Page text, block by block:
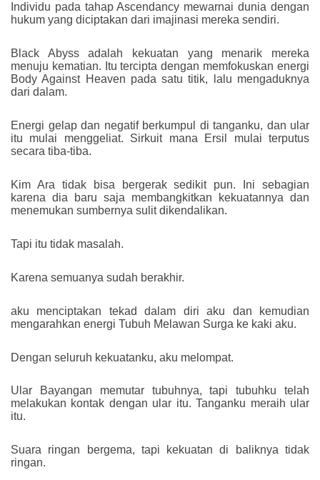
Individu pada tahap Ascendancy mewarnai dunia dengan
hukum yang diciptakan dari imajinasi mereka sendiri.
Black Abyss adalah kekuatan yang menarik mereka
menuju kematian. Itu tercipta dengan memfokuskan energi
Body Against Heaven pada satu titik, lalu mengaduknya
dari dalam.
Energi gelap dan negatif berkumpul di tanganku, dan ular
itu mulai menggeliat. Sirkuit mana Ersil mulai terputus
secara tiba-tiba.
Kim Ara tidak bisa bergerak sedikit pun. Ini sebagian
karena dia baru saja membangkitkan kekuatannya dan
menemukan sumbernya sulit dikendalikan.
Tapi itu tidak masalah.
Karena semuanya sudah berakhir.
aku menciptakan tekad dalam diri aku dan kemudian
mengarahkan energi Tubuh Melawan Surga ke kaki aku.
Dengan seluruh kekuatanku, aku melompat.
Ular Bayangan memutar tubuhnya, tapi tubuhku telah
melakukan kontak dengan ular itu. Tanganku meraih ular
itu.
Suara ringan bergema, tapi kekuatan di baliknya tidak
ringan.